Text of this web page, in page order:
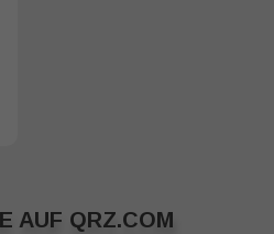
AUF QRZ.COM